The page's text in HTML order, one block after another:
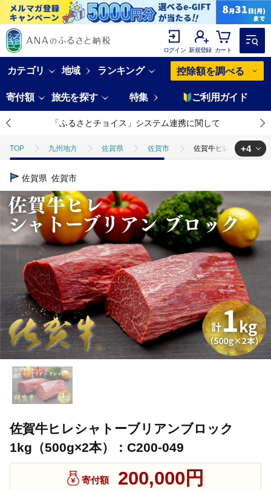
ログイン 新規登録 カート
カテゴリ 地域 ランキング 控除額を調べる
寄付額 旅先を探す 特集 ご利用ガイド
「ふるさとチョイス」システム連携に関して
TOP 九州地方 佐賀県 佐賀市 佐賀牛ヒレシャトーブ
TOP
TOP 肉 牛肉 佐賀牛ヒレシャトーブリアンブロック 1kg（
TOP 肉 牛肉 佐賀牛 佐賀牛ヒレシャトーブリアン
肉 牛肉 黒毛和牛 佐賀牛ヒレシャトーブリア
+4
佐賀県 佐賀市
佐賀牛ヒレシャトーブリアンブロック
1kg（500g×2本）：C200-049
寄付額 200,000円